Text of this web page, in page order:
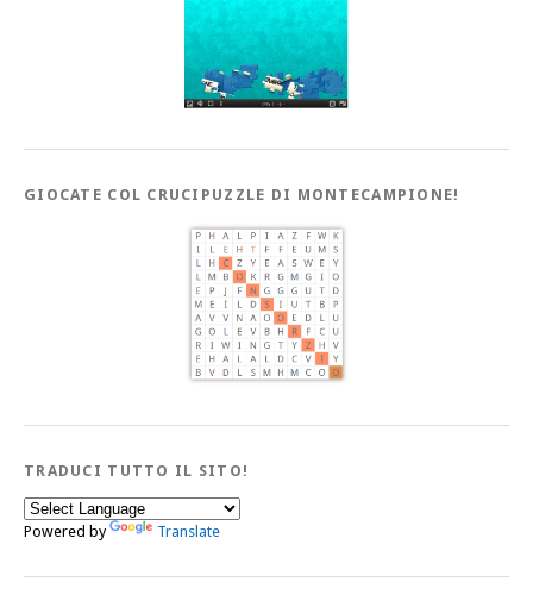
GIOCATE COL CRUCIPUZZLE DI MONTECAMPIONE!
TRADUCI TUTTO IL SITO!
Powered by Translate